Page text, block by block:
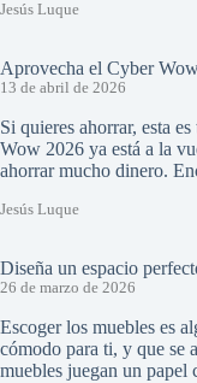
Jesús Luque
Aprovecha el Cyber
13 de abril de 2026
Si quieres ahorrar, esta
Wow 2026 ya está a la
ahorrar mucho dinero.
Jesús Luque
Diseña un espacio
26 de marzo de 2026
Escoger los muebles es
cómodo para ti, y que se
muebles juegan un